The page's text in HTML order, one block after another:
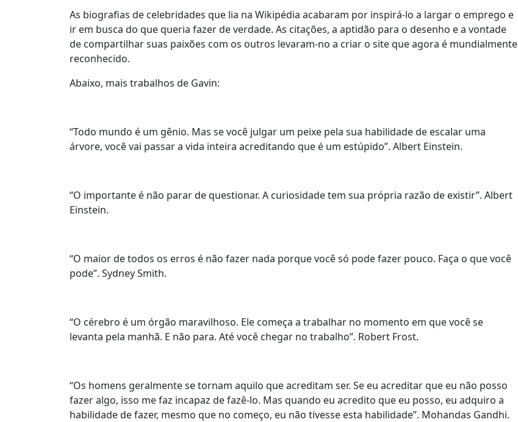
As biografias de celebridades que lia na Wikipédia acabaram por inspirá-lo a largar o emprego e
ir em busca do que queria fazer de verdade. As citações, a aptidão para o desenho e a vontade
de compartilhar suas paixões com os outros levaram-no a criar o site que agora é mundialmente
reconhecido.
Abaixo, mais trabalhos de Gavin:
“Todo mundo é um gênio. Mas se você julgar um peixe pela sua habilidade de escalar uma
árvore, você vai passar a vida inteira acreditando que é um estúpido”. Albert Einstein.
“O importante é não parar de questionar. A curiosidade tem sua própria razão de existir”. Albert
Einstein.
“O maior de todos os erros é não fazer nada porque você só pode fazer pouco. Faça o que você
pode”. Sydney Smith.
“O cérebro é um órgão maravilhoso. Ele começa a trabalhar no momento em que você se
levanta pela manhã. E não para. Até você chegar no trabalho”. Robert Frost.
“Os homens geralmente se tornam aquilo que acreditam ser. Se eu acreditar que eu não posso
fazer algo, isso me faz incapaz de fazê-lo. Mas quando eu acredito que eu posso, eu adquiro a
habilidade de fazer, mesmo que no começo, eu não tivesse esta habilidade”. Mohandas Gandhi.